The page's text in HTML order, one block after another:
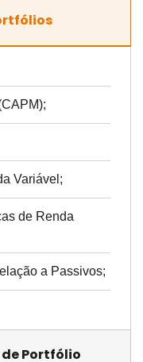
Variável;
de Renda
a Passivos;
Portfólio